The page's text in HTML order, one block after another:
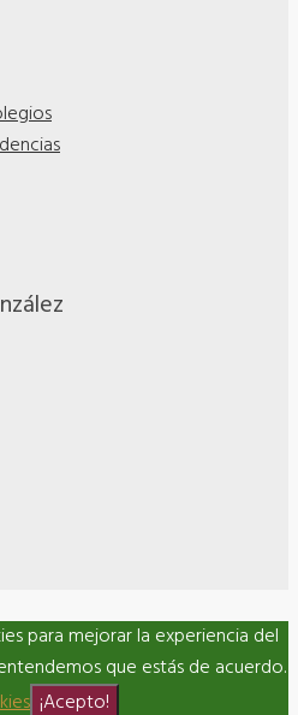
para mejorar la experiencia del
que estás de acuerdo.
¡Acepto!